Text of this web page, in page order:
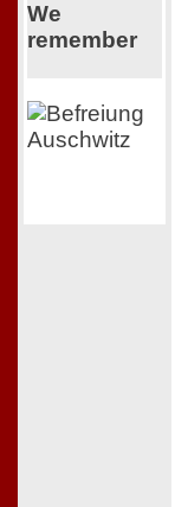
We
remember